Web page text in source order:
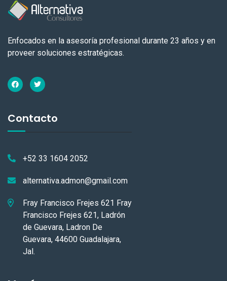
Enfocados en la asesoría profesional durante 23 años y en
proveer soluciones estratégicas.
Contacto
+52 33 1604 2052
alternativa.admon@gmail.com
Fray Francisco Frejes 621 Fray
Francisco Frejes 621, Ladrón
de Guevara, Ladron De
Guevara, 44600 Guadalajara,
Jal.